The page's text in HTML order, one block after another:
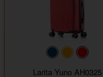
#093f69#ffa500
Larita Yuno AH0325